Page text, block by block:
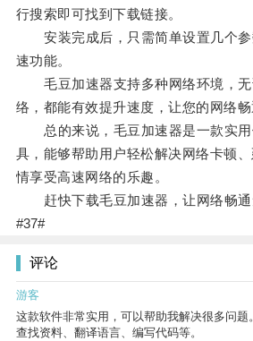
行搜索即可找到下载链接。
安装完成后，只需简单设置几个参
速功能。
毛豆加速器支持多种网络环境，无
络，都能有效提升速度，让您的网络畅
总的来说，毛豆加速器是一款实用
具，能够帮助用户轻松解决网络卡顿
情享受高速网络的乐趣。
赶快下载毛豆加速器，让网络畅通
#37#
评论
游客
这款软件非常实用，可以帮助我解决很多问
查找资料、翻译语言、编写代码等。